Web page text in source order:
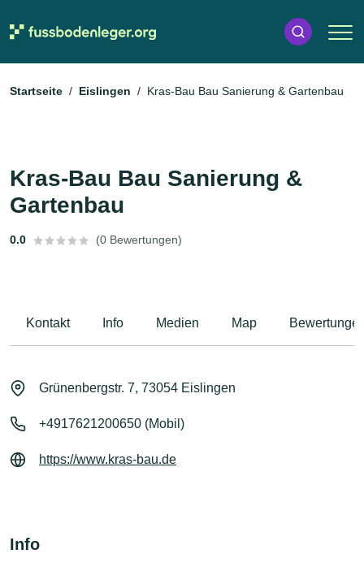
Startseite Eislingen Kras-Bau Bau Sanierung & Gartenbau
Kras-Bau Bau Sanierung &
Gartenbau
0.0 (0 Bewertungen)
Kontakt Info Medien Map
Grünenbergstr. 7, 73054 Eislingen
+4917621200650 (Mobil)
https://www.kras-bau.de
Info